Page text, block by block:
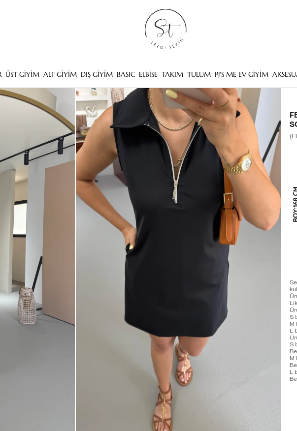
ÜST GİYİM ALT GİYİM DIŞ GİYİM BASIC ELBİSE TAKIM TULUM PJ'S ME EV GİYİM
S
M
L
S
M
L